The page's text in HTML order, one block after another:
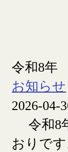
令和8年
お知らせ
2026-04-
令和8
おりです